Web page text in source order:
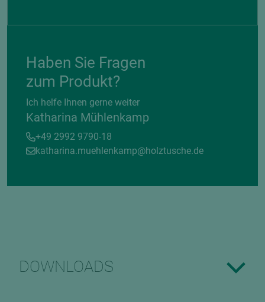
Haben Sie Fragen
zum Produkt?
Ich helfe Ihnen gerne weiter
Katharina Mühlenkamp
+49 2992 9790-18
katharina.muehlenkamp@holztusche.de
DOWNLOADS